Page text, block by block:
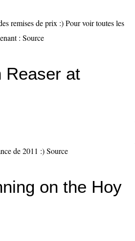
remises de prix :) Pour voir toutes les
: Source
Reaser at
de 2011 :) Source
on the Hoy